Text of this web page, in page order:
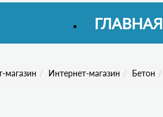
ГЛАВНАЯ
магазин Интернет-магазин Бетон